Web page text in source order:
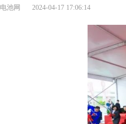
电池网 2024-04-17 17:06:14